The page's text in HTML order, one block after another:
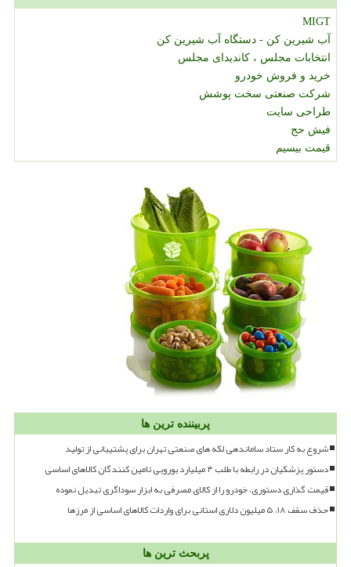
MIGT
آب شیرین کن - دستگاه آب شیرین کن
انتخابات مجلس ، کاندیدای مجلس
خرید و فروش خودرو
شرکت صنعتی سخت پوشش
طراحی سایت
فیش حج
قیمت بیسیم
پربیننده ترین ها
شروع به کار ستاد ساماندهی لکه های صنعتی تهران برای پشتیبانی از تولید
دستور پزشکیان در رابطه با طلب ۴ میلیارد یورویی تامین کنندگان کالاهای اساسی
قیمت گذاری دستوری، خودرو را از کالای مصرفی به ابزار سوداگری تبدیل نموده
حذف سقف ۱۸، ۵ میلیون دلاری استانی برای واردات کالاهای اساسی از مرزها
پربحث ترین ها